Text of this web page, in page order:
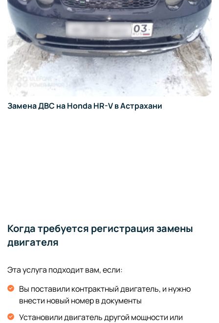
Замена ДВС на Honda HR-V в Астрахани
Когда требуется регистрация замены
двигателя
Эта услуга подходит вам, если:
Вы поставили контрактный двигатель, и нужно
внести новый номер в документы
Установили двигатель другой мощности или